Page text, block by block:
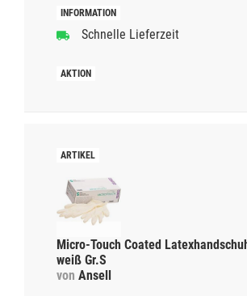
Schnelle Lieferzeit
Micro-Touch Coated
weiß Gr.S
von Ansell